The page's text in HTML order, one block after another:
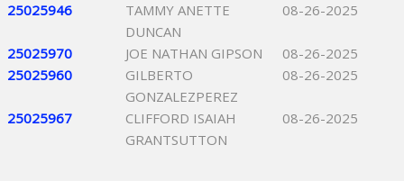
25025946
TAMMY ANETTE
DUNCAN
08-26-2025
25025970 JOE NATHAN GIPSON
08-26-2025
25025960
GILBERTO
GONZALEZPEREZ
08-26-2025
25025967
CLIFFORD ISAIAH
GRANTSUTTON
08-26-2025